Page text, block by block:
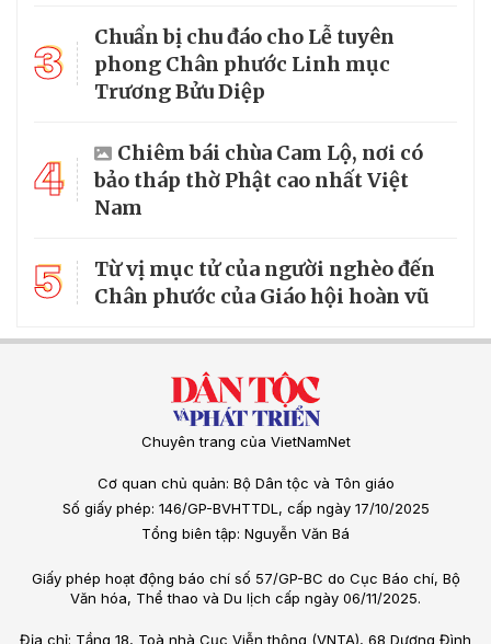
3
Chuẩn bị chu đáo cho Lễ tuyên
phong Chân phước Linh mục
Trương Bửu Diệp
4
Chiêm bái chùa Cam Lộ, nơi có
bảo tháp thờ Phật cao nhất Việt
Nam
5
Từ vị mục tử của người nghèo đến
Chân phước của Giáo hội hoàn vũ
Chuyên trang của VietNamNet
Cơ quan chủ quản: Bộ Dân tộc và Tôn giáo
Số giấy phép: 146/GP-BVHTTDL, cấp ngày 17/10/2025
Tổng biên tập: Nguyễn Văn Bá
Giấy phép hoạt động báo chí số 57/GP-BC do Cục Báo chí, Bộ
Văn hóa, Thể thao và Du lịch cấp ngày 06/11/2025.
Địa chỉ: Tầng 18, Toà nhà Cục Viễn thông (VNTA), 68 Dương Đình